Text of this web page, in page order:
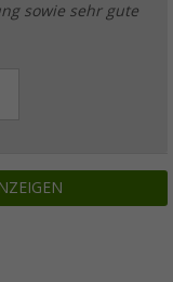
sowie sehr gute